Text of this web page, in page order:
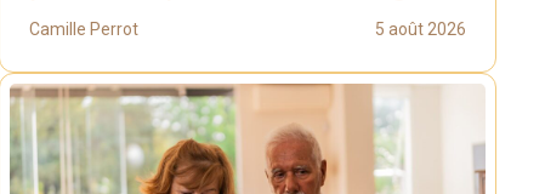
Camille Perrot 5 août 2026